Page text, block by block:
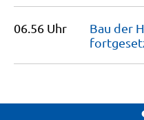
06.56 Uhr
Bau der